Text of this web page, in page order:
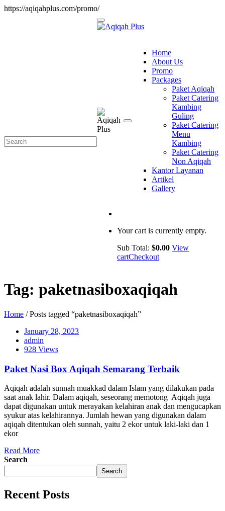
https://aqiqahplus.com/promo/
Home
About Us
Promo
Packages
Paket Aqiqah
Paket Catering
Kambing
Guling
Paket Catering
Menu
Kambing
Paket Catering
Non Aqiqah
Kantor Layanan
Artikel
Gallery
Your cart is currently empty.
Sub Total: $0.00 View
cartCheckout
Tag: paketnasiboxaqiqah
Home / Posts tagged “paketnasiboxaqiqah”
January 28, 2023
admin
928 Views
Paket Nasi Box Aqiqah Semarang Terbaik
Aqiqah adalah sunnah muakkad dalam Islam yang dilakukan pada
saat anak lahir. Dalam aqiqah, seseorang memotong Aqiqah juga
dapat digunakan untuk merayakan kelahiran anak dan mengucapkan
syukur atas kelahirannya. Jumlah hewan yang digunakan dalam
aqiqah ditentukan oleh sunnah, yaitu 2 ekor untuk laki-laki dan 1
ekor
Read More
Search
Search
Recent Posts